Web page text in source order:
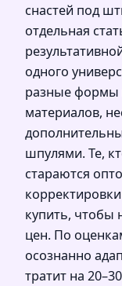
снастей под
отдельная
одного
разные формы
материалов,
шпулями. Те,
стараются
купить, чтобы
цен. По
осознанно
тратит на